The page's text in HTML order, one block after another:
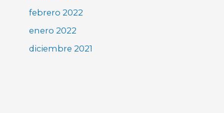
febrero 2022
enero 2022
diciembre 2021